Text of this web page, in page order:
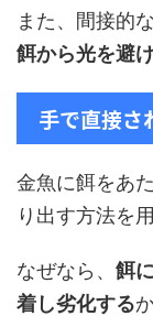
また、間接的
餌から光を避
手で直接さ
金魚に餌をあ
り出す方法を
なぜなら、 餌
着し劣化する